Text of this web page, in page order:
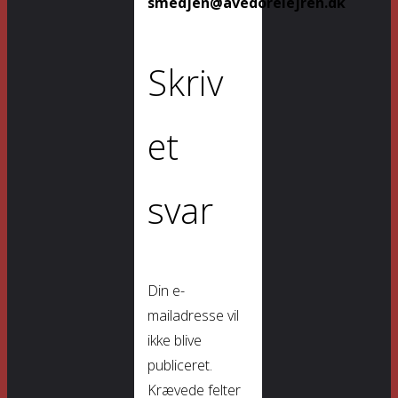
Skriv
et
svar
Din e-
mailadresse vil
ikke blive
publiceret.
Krævede felter